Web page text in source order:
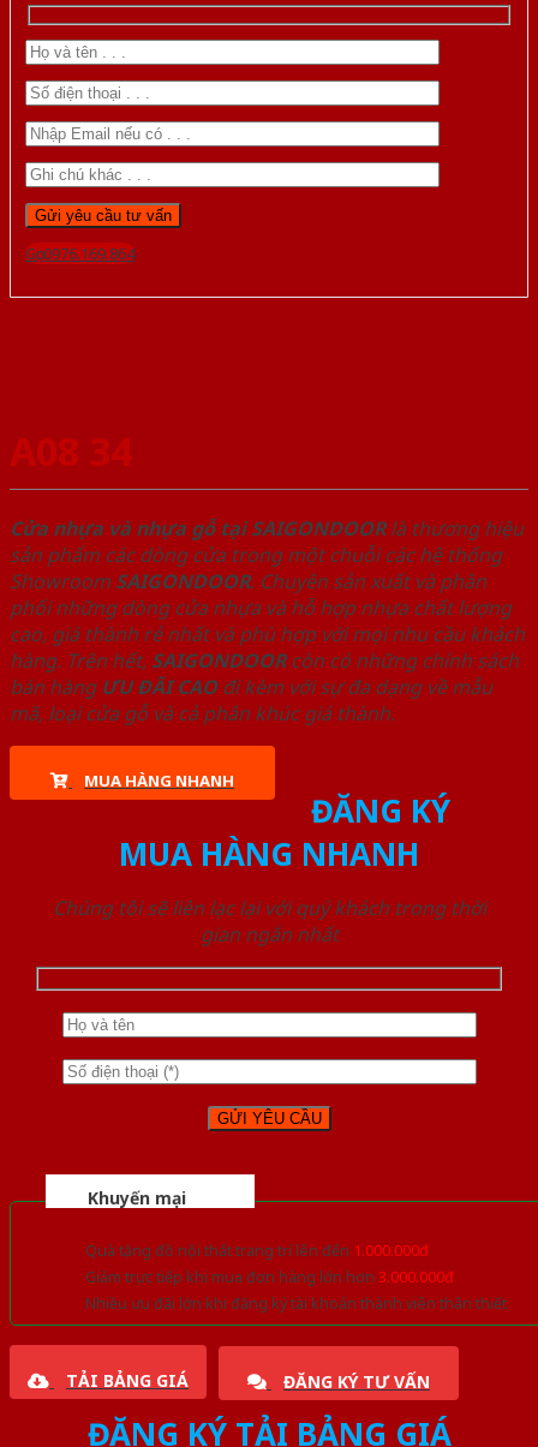
Gọi 0976.169.864
A08 34
Cửa nhựa và nhựa gỗ tại SAIGONDOORlà thương hiệu
sản phẩm các dòng cửa trong một chuỗi các hệ thống
Showroom SAIGONDOOR. Chuyên sản xuất và phân
phối những dòng cửa nhựa và hỗ hợp nhựa chất lượng
cao, giá thành rẻ nhất và phù hợp với mọi nhu cầu khách
hàng. Trên hết, SAIGONDOORcòn có những chính sách
bán hàng ƯU ĐÃI CAOđi kèm với sự đa dạng về mẫu
mã, loại cửa gỗ và cả phân khúc giá thành.
MUA HÀNG NHANH
ĐĂNG KÝ
MUA HÀNG NHANH
Chúng tôi sẽ liên lạc lại với quý khách trong thời
gian ngắn nhất
Khuyến mại
Quà tặng đồ nội thất trang trí lên đến 1.000.000đ
Giảm trực tiếp khi mua đơn hàng lớn hơn 3.000.000đ
Nhiều ưu đãi lớn khi đăng ký tài khoản thành viên thân thiết
TẢI BẢNG GIÁ ĐĂNG KÝ TƯ VẤN
ĐĂNG KÝ TẢI BẢNG GIÁ